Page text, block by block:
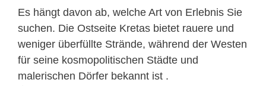
Es hängt davon ab, welche Art von Erlebnis Sie
suchen. Die Ostseite Kretas bietet rauere und
weniger überfüllte Strände, während der Westen
für seine kosmopolitischen Städte und
malerischen Dörfer bekannt ist .